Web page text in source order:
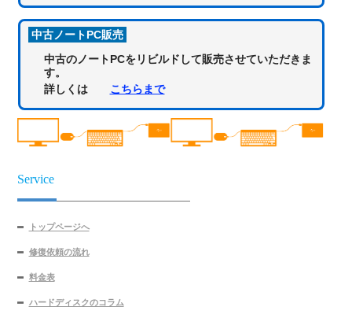
中古ノートPC販売
中古のノートPCをリビルドして販売させていただきま
す。
詳しくは こちらまで
Service
トップページへ
修復依頼の流れ
料金表
ハードディスクのコラム